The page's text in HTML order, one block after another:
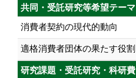
共同・受託研究等希望テーマ
消費者契約の現代的動向
適格消費者団体の果たす役割
研究課題・受託研究・科研費